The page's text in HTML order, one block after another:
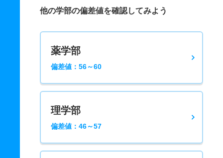
他の学部の偏差値を確認してみよう
薬学部
偏差値：56～60
理学部
偏差値：46～57